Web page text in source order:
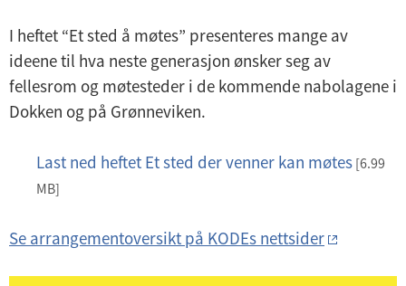
I heftet “Et sted å møtes” presenteres mange av
ideene til hva neste generasjon ønsker seg av
fellesrom og møtesteder i de kommende nabolagene i
Dokken og på Grønneviken.
Last ned heftet Et sted der venner kan møtes [6.99
MB]
Se arrangementoversikt på KODEs nettsider